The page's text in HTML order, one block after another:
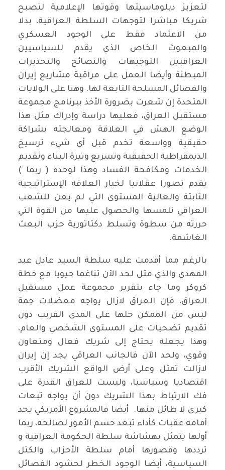
لتعزيز دبلوماسيتها وقوتها الإعلامية لتصبح
شريكا مباشرا لتوجهات السلطة العراقية، بدلا
من الاعتماد فقط على الوجود العسكري
والمبعوث الخاص الذي يقدم للسياسيين
العراقيين التوجيهات والنصائح والتحذيرات
المبطنة وأيضا العمل على مراقبة مشاريع إيران
والفصائل المسلحة التابعة لها. وهنا على الولايات
المتحدة إن شعرت بضرورة الأخذ ببرنامج مجموعة
مستقبل العراق، فعليها دراسة وإدراك مثل هذا
الوضع الهش في العلاقة ومعالجته بشراكة
حقيقية وواسعة تخدم قبل أي شيء ترسيخ
الديمقراطية الحقيقية وتسريع وتيرة البناء وتقديم
الخدمات ومكافحة الفساد وهذا لوحده ( ربما )
يقدم تصورا عقلانيا لخيار العلاقة الإستراتيجية
الثابتة والعالية المستوى التي لم يعن للشعب
العراقي تلمسها والحصول عليها من القوة التي
حررته من سطوة وتسلط دكتاتورية حزب البعث
الغاشمة.
بالرغم مما أقدمت عليه سلطة السيد عادل عبد
المهدي والذي مثل لحد الآن تناغما حيويا مع خطة
كروكر وما جاء بتقرير مجموعة عمل مستقبل
العراق، فإن العراق لازال يواجه معضلات جمة
ليس من الممكن حلها على المدى القريب دون
تقديم تضحيات على المستوى الشخصي والعام،
وهذا يجعله يحتاج إلى شريك فعال ومتعاون
وقوي، ولحد الآن فالجانب العراقي يجد إن إيران
لازالت تمثل وعلى أرض الواقع الشريك الأقرب
اقتصاديا وسياسيا، وليست للعراق القدرة على
فك الارتباط بهذا الشريك دون أن يواجه تبعات
كبرى لا طائل منها. أيضا فالمشروع الأمريكي يجد
أمامه عقبات كأداء تبعد حسم الأمور لصالحه، ربما
أولها يتمثل بهشاشة سلطة الحكومة العراقية و
ترددها وقصورها أمام سلطة الأحزاب والكتل
السياسية، أيضا الوجود الخطر لحشود الفصائل